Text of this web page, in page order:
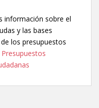
información sobre el
y las bases
los presupuestos